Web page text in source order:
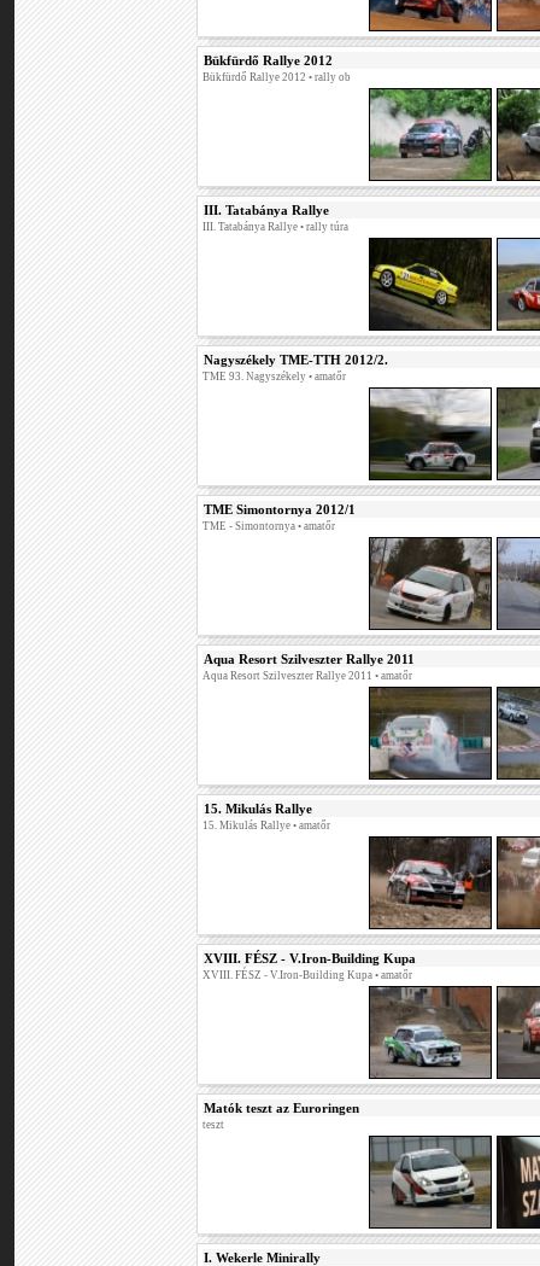
Bükfürdő Rallye 2012
Bükfürdő Rallye 2012 • rally ob
III. Tatabánya Rallye
III. Tatabánya Rallye • rally túra
Nagyszékely TME-TTH 2012/2.
TME 93. Nagyszékely • amatőr
TME Simontornya 2012/1
TME - Simontornya • amatőr
Aqua Resort Szilveszter Rallye 2011
Aqua Resort Szilveszter Rallye 2011 • amatőr
15. Mikulás Rallye
15. Mikulás Rallye • amatőr
XVIII. FÉSZ - V.Iron-Building Kupa
XVIII. FÉSZ - V.Iron-Building Kupa • amatőr
Matók teszt az Euroringen
teszt
I. Wekerle Minirally